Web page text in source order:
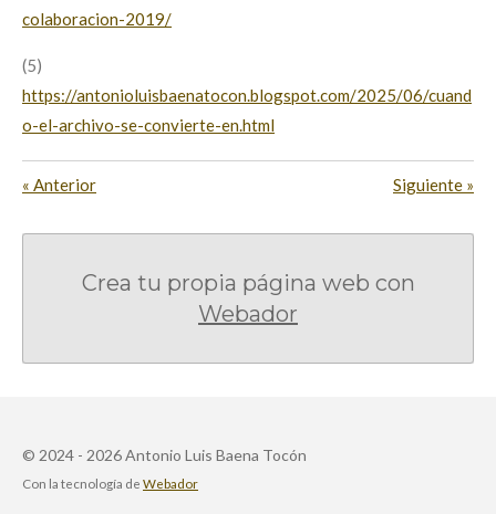
colaboracion-2019/
(5)
https://antonioluisbaenatocon.blogspot.com/2025/06/cuand
o-el-archivo-se-convierte-en.html
« Anterior Siguiente »
Crea tu propia página web con
Webador
© 2024 - 2026 Antonio Luis Baena Tocón
Con la tecnología de Webador